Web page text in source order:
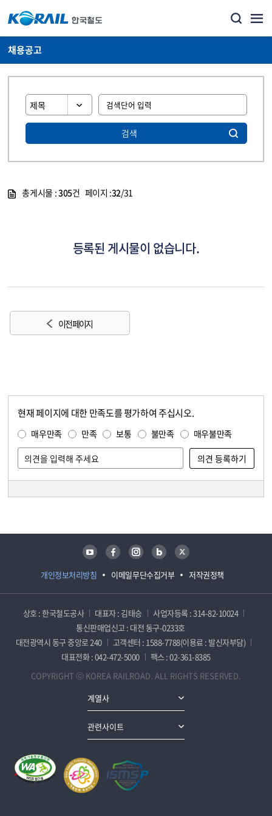
채용공고
검색
총게시물 :305건 페이지 :32/31
등록된 게시물이 없습니다.
이전 페이지
현재 페이지에 대한 만족도를 평가하여 주십시오.
매우만족 만족 보통 불만족 매우불만족
개인정보처리방침 이메일무단수집거부 저작권정책
유튜브 페이스북 인스타그램 블로그 트위터
상호 : 한국철도공사 대표자 : 김태승
사업자등록 : 314-82-10024
통신판매업신고 : 대전 동구-0233호
대전광역시 동구 중앙로 240
고객센터 : 1588-7788(이용료 : 발신자부담)
대표전화 : 042-472-5000
팩스 : 02-361-8385
COPYRIGHT ⓒ KOREA RAILROAD. ALL RIGHTS RESERVED.
계열사
관련사이트